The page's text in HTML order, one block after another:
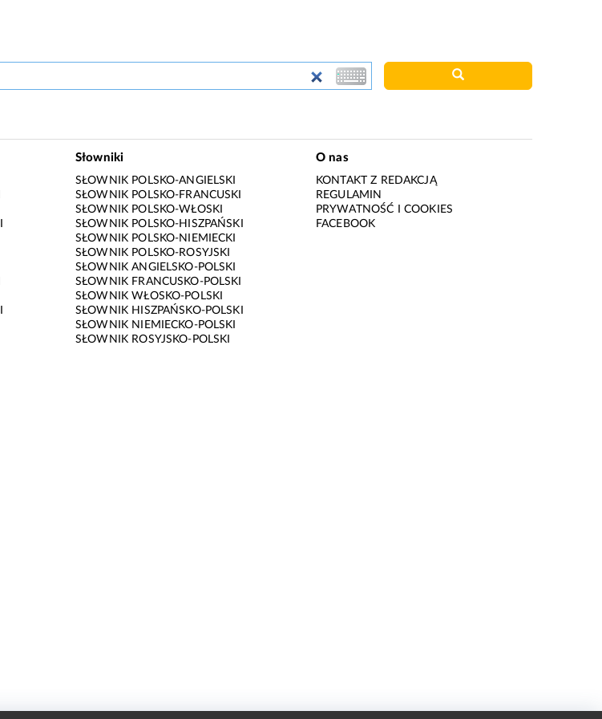
Słowniki
SŁOWNIK POLSKO-ANGIELSKI
SŁOWNIK POLSKO-FRANCUSKI
SŁOWNIK POLSKO-WŁOSKI
SŁOWNIK POLSKO-HISZPAŃSKI
SŁOWNIK POLSKO-NIEMIECKI
SŁOWNIK POLSKO-ROSYJSKI
SŁOWNIK ANGIELSKO-POLSKI
SŁOWNIK FRANCUSKO-POLSKI
SŁOWNIK WŁOSKO-POLSKI
SŁOWNIK HISZPAŃSKO-POLSKI
SŁOWNIK NIEMIECKO-POLSKI
SŁOWNIK ROSYJSKO-POLSKI
O nas
KONTAKT Z REDAKCJĄ
REGULAMIN
PRYWATNOŚĆ I COOKIES
FACEBOOK